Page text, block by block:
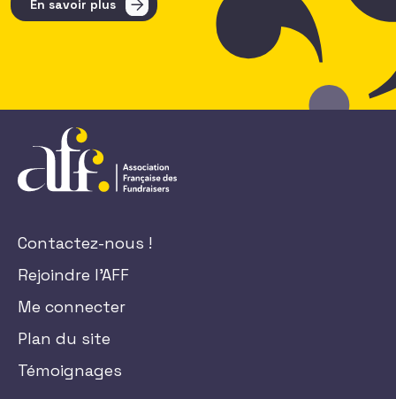
En savoir plus
Contactez-nous !
Rejoindre l'AFF
Me connecter
Plan du site
Témoignages